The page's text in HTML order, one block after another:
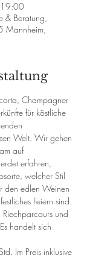
& Beratung,
Mannheim,
Champagner
für köstliche
Welt. Wir gehen
auf
erfahren,
welcher Stil
den edlen Weinen
Feiern sind.
und
handelt sich
Im Preis inklusive